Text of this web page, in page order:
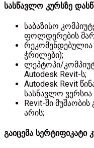
სასწავლო კურსზე
საბაზისო
ფოლდერების
რეკომენდებულია
ჭრილები);
ლეპტოპი/
Autodesk Revit-ს;
Autodesk Revit
სასწავლო ვერსია
Revit-ში
არის;
გაიცემა სერტიფიკატი